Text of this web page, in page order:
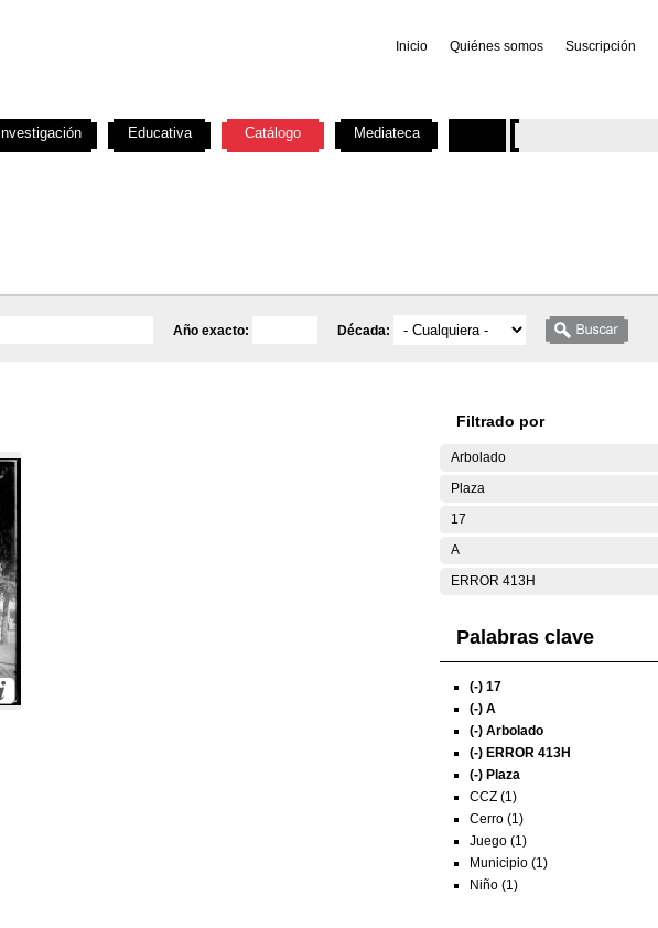
Inicio Quiénes somos Suscripción
Año exacto: Década:
Filtrado por
Arbolado
Plaza
17
A
ERROR 413H
Palabras clave
(-) 17
(-) A
(-) Arbolado
(-) ERROR 413H
(-) Plaza
CCZ (1)
Cerro (1)
Juego (1)
Municipio (1)
Niño (1)
Investigación Educativa Catálogo Mediateca